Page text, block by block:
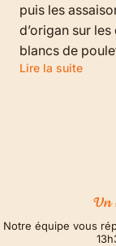
puis les
d’origan sur
blancs de
Lire la suite
Un
Notre équipe vous